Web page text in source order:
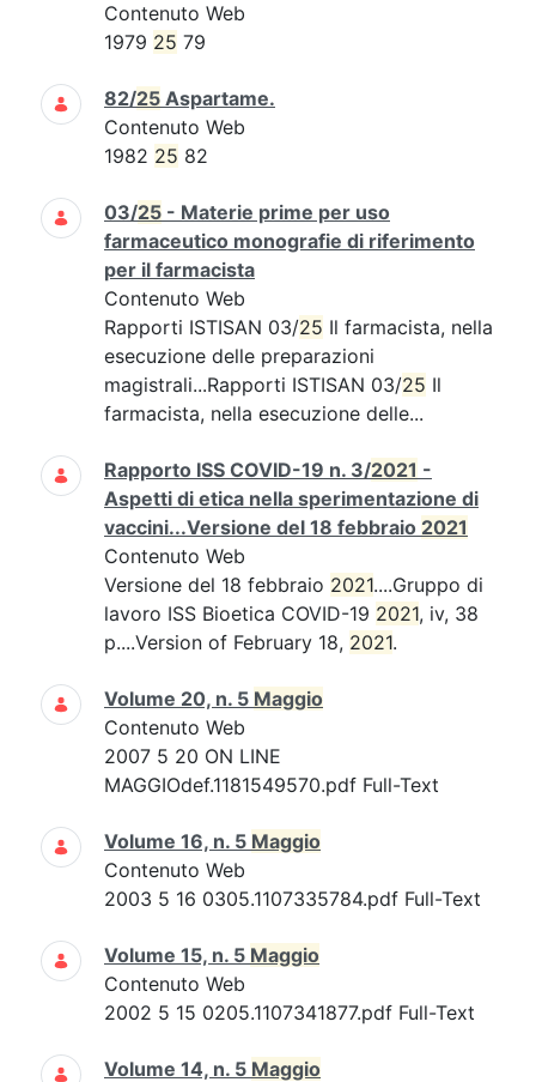
Contenuto Web
1979 25 79
82/25 Aspartame.
Contenuto Web
1982 25 82
03/25 - Materie prime per uso
farmaceutico monografie di riferimento
per il farmacista
Contenuto Web
Rapporti ISTISAN 03/25 Il farmacista, nella
esecuzione delle preparazioni
magistrali...Rapporti ISTISAN 03/25 Il
farmacista, nella esecuzione delle...
Rapporto ISS COVID-19 n. 3/2021 -
Aspetti di etica nella sperimentazione di
vaccini...Versione del 18 febbraio 2021
Contenuto Web
Versione del 18 febbraio 2021....Gruppo di
lavoro ISS Bioetica COVID-19 2021, iv, 38
p....Version of February 18, 2021.
Volume 20, n. 5 Maggio
Contenuto Web
2007 5 20 ON LINE
MAGGIOdef.1181549570.pdf Full-Text
Volume 16, n. 5 Maggio
Contenuto Web
2003 5 16 0305.1107335784.pdf Full-Text
Volume 15, n. 5 Maggio
Contenuto Web
2002 5 15 0205.1107341877.pdf Full-Text
Volume 14, n. 5 Maggio